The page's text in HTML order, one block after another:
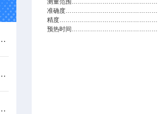
仪进行校准工作
涉仪结果的准确度
测试的流程有几步
测量范围
准确度
精度
预热时间